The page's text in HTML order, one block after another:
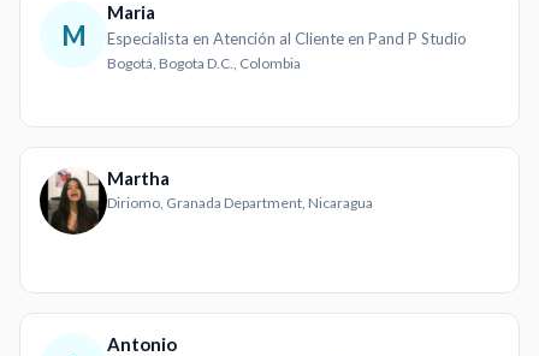
M
Maria
Especialista en Atención al Cliente en Pand P Studio
Bogotá, Bogota D.C., Colombia
Martha
Diriomo, Granada Department, Nicaragua
Antonio